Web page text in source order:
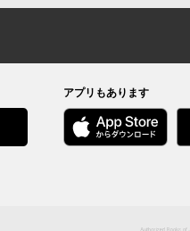
アプリもあります